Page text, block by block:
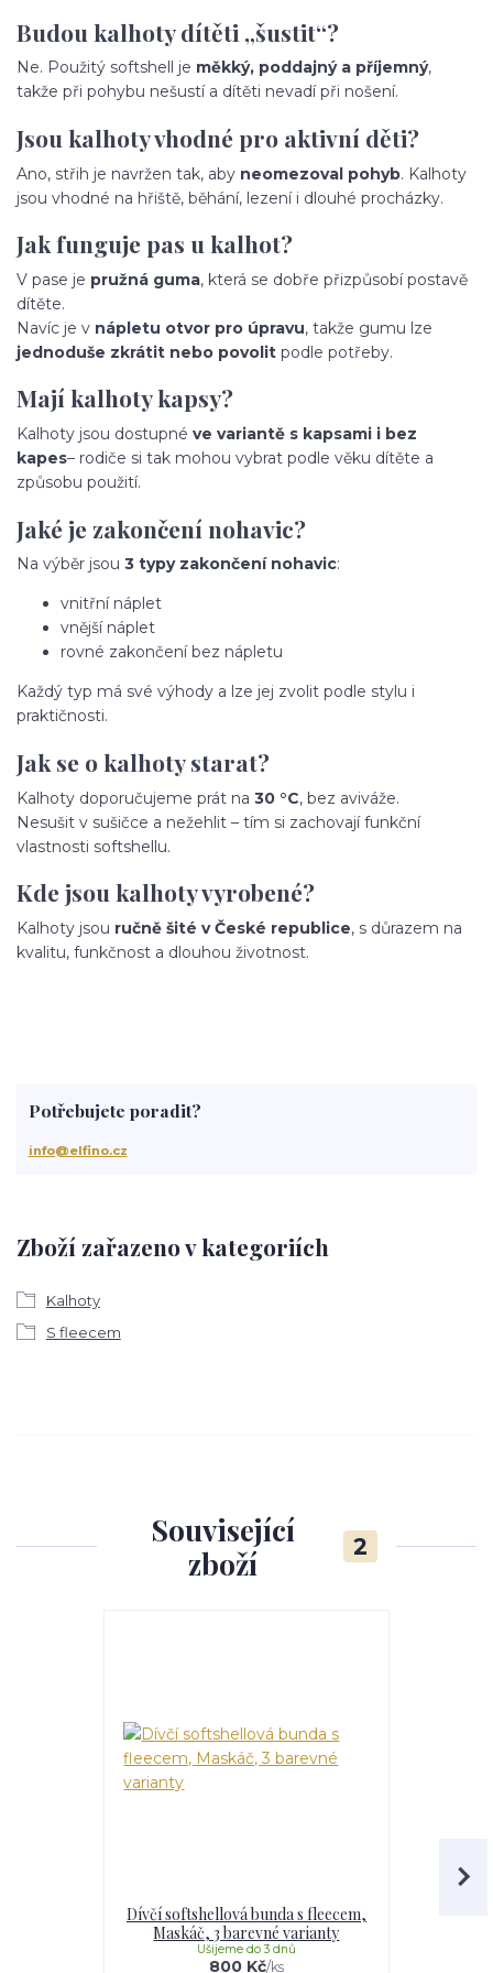
Budou kalhoty dítěti „šustit“?
Ne. Použitý softshell je měkký, poddajný a příjemný,
takže při pohybu nešustí a dítěti nevadí při nošení.
Jsou kalhoty vhodné pro aktivní děti?
Ano, střih je navržen tak, aby neomezoval pohyb. Kalhoty
jsou vhodné na hřiště, běhání, lezení i dlouhé procházky.
Jak funguje pas u kalhot?
V pase je pružná guma, která se dobře přizpůsobí postavě
dítěte.
Navíc je v nápletu otvor pro úpravu, takže gumu lze
jednoduše zkrátit nebo povolit podle potřeby.
Mají kalhoty kapsy?
Kalhoty jsou dostupné ve variantě s kapsami i bez
kapes– rodiče si tak mohou vybrat podle věku dítěte a
způsobu použití.
Jaké je zakončení nohavic?
Na výběr jsou 3 typy zakončení nohavic:
vnitřní náplet
vnější náplet
rovné zakončení bez nápletu
Každý typ má své výhody a lze jej zvolit podle stylu i
praktičnosti.
Jak se o kalhoty starat?
Kalhoty doporučujeme prát na 30 °C, bez aviváže.
Nesušit v sušičce a nežehlit – tím si zachovají funkční
vlastnosti softshellu.
Kde jsou kalhoty vyrobené?
Kalhoty jsou ručně šité v České republice, s důrazem na
kvalitu, funkčnost a dlouhou životnost.
Zboží zařazeno v kategoriích
Kalhoty
S fleecem
Potřebujete poradit?
info@elfino.cz
Související
zboží
2
Dívčí softshellová bunda s fleecem,
Maskáč, 3 barevné varianty
800 Kč/ks
Ušijeme do 3 dnů